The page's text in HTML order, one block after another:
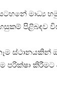
මාධ්‍ය
පිළිබඳව
ස්ථානයකින්
කිරීමට